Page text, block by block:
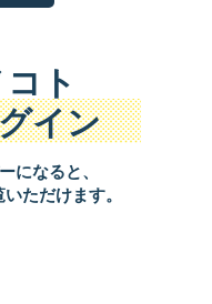
ト
イン
になると、
ただけます。